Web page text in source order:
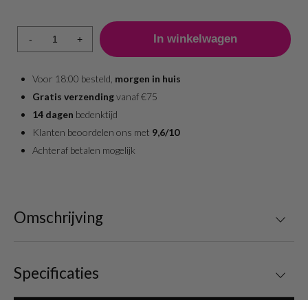
- +
Voor 18:00 besteld, morgen in huis
Gratis verzendingvanaf €75
14 dagen bedenktijd
Klanten beoordelen ons met 9,6/10
Achteraf betalen mogelijk
Omschrijving
Specificaties